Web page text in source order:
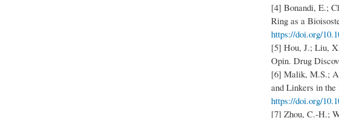
[4] Bonandi, E.;
Ring as a
https://doi.org/
[5] Hou, J.; Liu,
Opin. Drug
[6] Malik, M.S.;
and Linkers in the
https://doi.org/
[7] Zhou, C.-H.;